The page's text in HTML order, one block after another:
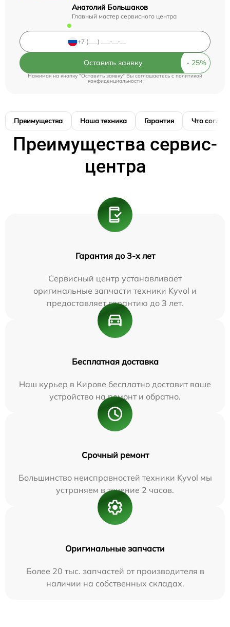
Анатолий Большаков
Главный мастер сервисного центра
Оставить заявку
Нажимая на кнопку "Оставить заявку" Вы соглашаетесь cполитикой
конфиденциальности
Преимущества Наша техника Гарантия Что
Преимущества сервис-
центра
Гарантия до 3-х лет
Сервисный центр устанавливает
оригинальные запчасти техники Kyvol и
предоставляет гарантию до 3 лет.
Бесплатная доставка
Наш курьер в Кирове бесплатно доставит ваше
устройство на ремонт и обратно.
Срочный ремонт
Большинство неисправностей техники Kyvol мы
устраняем в течение 2 часов.
Оригинальные запчасти
Более 20 тыс. запчастей от производителя в
наличии на собственных складах.